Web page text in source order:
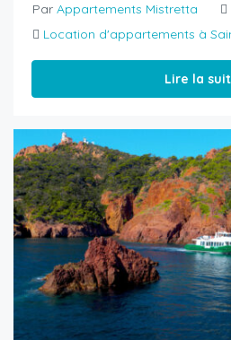
Par Appartements Mistretta
Location d'appartements à
Lire la